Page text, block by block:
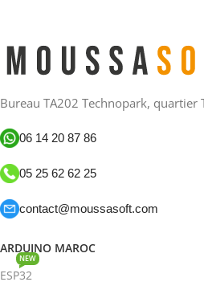
Bureau TA202 Technopark, quartier
06 14 20 87 86
05 25 62 62 25
contact@moussasoft.com
ARDUINO MAROC
ESP32
NEW